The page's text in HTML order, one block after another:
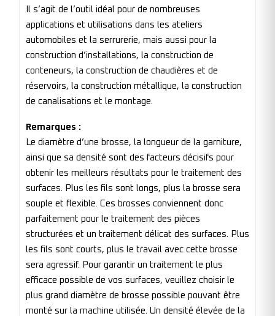
Il s’agit de l’outil idéal pour de nombreuses
applications et utilisations dans les ateliers
automobiles et la serrurerie, mais aussi pour la
construction d’installations, la construction de
conteneurs, la construction de chaudières et de
réservoirs, la construction métallique, la construction
de canalisations et le montage.
Remarques :
Le diamètre d’une brosse, la longueur de la garniture,
ainsi que sa densité sont des facteurs décisifs pour
obtenir les meilleurs résultats pour le traitement des
surfaces. Plus les fils sont longs, plus la brosse sera
souple et flexible. Ces brosses conviennent donc
parfaitement pour le traitement des pièces
structurées et un traitement délicat des surfaces. Plus
les fils sont courts, plus le travail avec cette brosse
sera agressif. Pour garantir un traitement le plus
efficace possible de vos surfaces, veuillez choisir le
plus grand diamètre de brosse possible pouvant être
monté sur la machine utilisée. Un densité élevée de la